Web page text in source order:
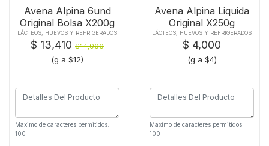
Avena Alpina 6und
Original Bolsa X200g
LÁCTEOS, HUEVOS Y REFRIGERADOS
$ 13,410 $14,900
(g a $12)
Maximo de caracteres permitidos:
100
Avena Alpina Liquida
Original X250g
LÁCTEOS, HUEVOS Y REFRIGERADOS
$ 4,000
(g a $4)
Maximo de caracteres permitidos:
100